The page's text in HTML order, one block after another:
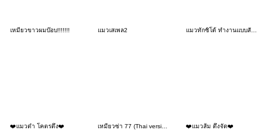
เหมียวขาวผมบ๊อบ!!!!!!! แมวเสเพล2 แมวทักซิโด้ ทำงานแบบสับ (สับสน)
❤️แมวดำ โคตรตึง❤️ ❤️แมวส้ม ตึงจัด❤️